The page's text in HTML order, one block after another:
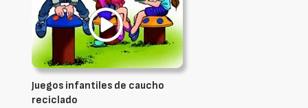
Juegos infantiles de caucho
reciclado